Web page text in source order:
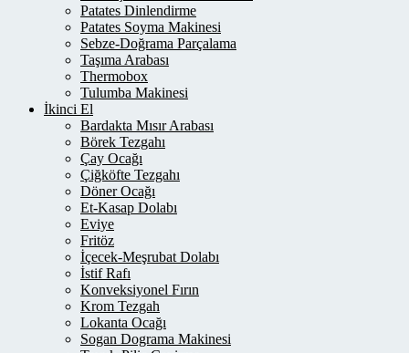
Patates Dinlendirme
Patates Soyma Makinesi
Sebze-Doğrama Parçalama
Taşıma Arabası
Thermobox
Tulumba Makinesi
İkinci El
Bardakta Mısır Arabası
Börek Tezgahı
Çay Ocağı
Çiğköfte Tezgahı
Döner Ocağı
Et-Kasap Dolabı
Eviye
Fritöz
İçecek-Meşrubat Dolabı
İstif Rafı
Konveksiyonel Fırın
Krom Tezgah
Lokanta Ocağı
Sogan Dograma Makinesi